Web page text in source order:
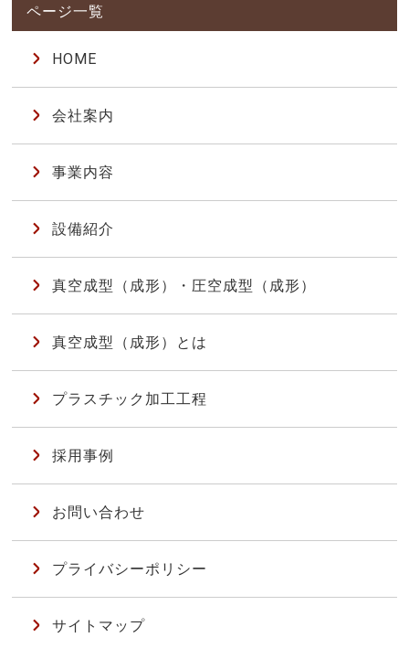
HOME
会社案内
事業内容
設備紹介
真空成型（成形）・圧空成型（成形）
真空成型（成形）とは
プラスチック加工工程
採用事例
お問い合わせ
プライバシーポリシー
サイトマップ